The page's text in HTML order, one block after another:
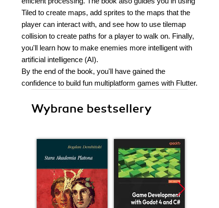
Tiled to create maps, add sprites to the maps that the
player can interact with, and see how to use tilemap
collision to create paths for a player to walk on. Finally,
you'll learn how to make enemies more intelligent with
artificial intelligence (AI).
By the end of the book, you'll have gained the
confidence to build fun multiplatform games with Flutter.
Wybrane bestsellery